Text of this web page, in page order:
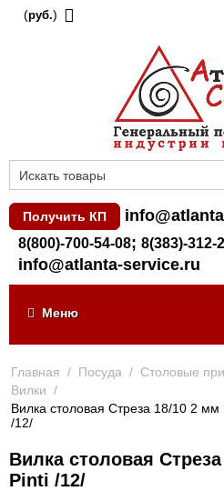
(руб.)
Получить КП
8(800)-700-54-08; 8(383)-312-
info@atlanta-service.ru
Меню
Главная / Посуда / Столовые
Вилки /
Вилка столовая Стреза 18/10 2
/12/
Вилка столовая
Pinti /12/